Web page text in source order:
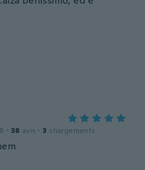
· 38 avis · 3 chargements